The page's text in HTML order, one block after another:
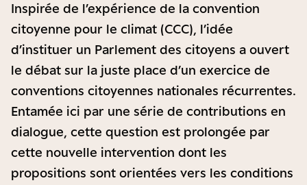
Inspirée de l’expérience de la convention
citoyenne pour le climat (CCC), l’idée
d’instituer un Parlement des citoyens a ouvert
le débat sur la juste place d’un exercice de
conventions citoyennes nationales récurrentes.
Entamée ici par une série de contributions en
dialogue, cette question est prolongée par
cette nouvelle intervention dont les
propositions sont orientées vers les conditions